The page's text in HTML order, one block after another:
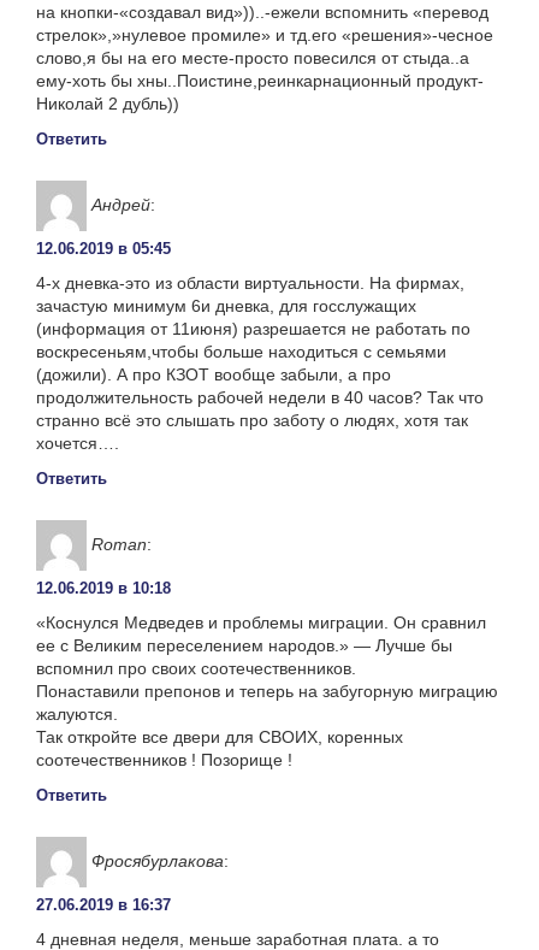
на кнопки-«создавал вид»))..-ежели вспомнить «перевод
стрелок»,»нулевое промиле» и тд.его «решения»-чесное
слово,я бы на его месте-просто повесился от стыда..а
ему-хоть бы хны..Поистине,реинкарнационный продукт-
Николай 2 дубль))
Ответить
Андрей:
12.06.2019 в 05:45
4-х дневка-это из области виртуальности. На фирмах,
зачастую минимум 6и дневка, для госслужащих
(информация от 11июня) разрешается не работать по
воскресеньям,чтобы больше находиться с семьями
(дожили). А про КЗОТ вообще забыли, а про
продолжительность рабочей недели в 40 часов? Так что
странно всё это слышать про заботу о людях, хотя так
хочется….
Ответить
Roman:
12.06.2019 в 10:18
«Коснулся Медведев и проблемы миграции. Он сравнил
ее с Великим переселением народов.» — Лучше бы
вспомнил про своих соотечественников.
Понаставили препонов и теперь на забугорную миграцию
жалуются.
Так откройте все двери для СВОИХ, коренных
соотечественников ! Позорище !
Ответить
Фросябурлакова:
27.06.2019 в 16:37
4 дневная неделя, меньше заработная плата. а то